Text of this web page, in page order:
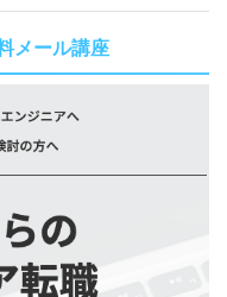
メール講座